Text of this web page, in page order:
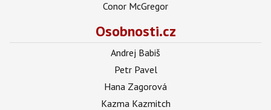
Conor McGregor
Osobnosti.cz
Andrej Babiš
Petr Pavel
Hana Zagorová
Kazma Kazmitch